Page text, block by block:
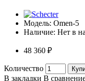
Модель: Omen-5
Наличие: Нет в
48 360 ₽
Количество
В закладки В